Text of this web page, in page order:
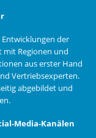
der
mit Regionen und
aus erster Hand
Vertriebsexperten.
abgebildet und
Media-Kanälen